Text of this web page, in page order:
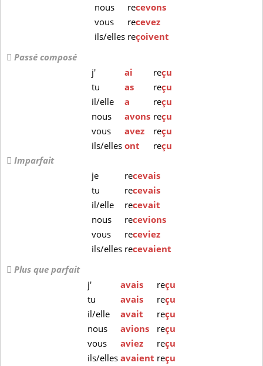
nous
recevons
vous
recevez
ils/elles reçoivent
Passé composé
j'
ai reçu
tu
as reçu
il/elle
a reçu
nous
avons reçu
vous
avez reçu
ils/elles ont reçu
Imparfait
je
recevais
tu
recevais
il/elle
recevait
nous
recevions
vous
receviez
ils/elles recevaient
Plus que parfait
j'
avais reçu
tu
avais reçu
il/elle
avait reçu
nous
avions reçu
vous
aviez reçu
ils/ellesavaient reçu